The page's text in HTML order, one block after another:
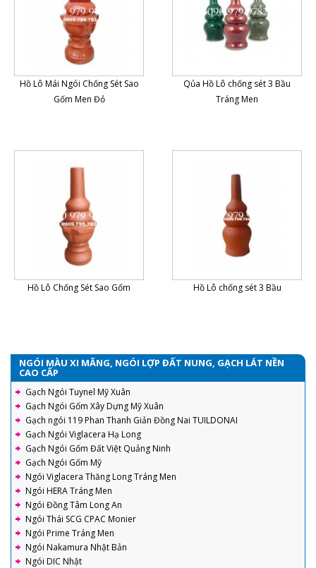
Hồ Lô Mái Ngói Chống Sét Sao
Gốm Men Đỏ
Qủa Hồ Lô chống sét 3 Bầu
Tráng Men
Hồ Lô Chống Sét Sao Gốm Hồ Lô chống sét 3 Bầu
NGÓI MÀU XI MĂNG, NGÓI LỢP ĐẤT NUNG, GẠCH LÁT NỀN
CAO CẤP
Gạch Ngói Tuynel Mỹ Xuân
Gạch Ngói Gốm Xây Dựng Mỹ Xuân
Gạch ngói 119 Phan Thanh Giản Đồng Nai TUILDONAI
Gạch Ngói Viglacera Hạ Long
Gạch Ngói Gốm Đất Việt Quảng Ninh
Gạch Ngói Gốm Mỹ
Ngói Viglacera Thăng Long Tráng Men
Ngói HERA Tráng Men
Ngói Đồng Tâm Long An
Ngói Thái SCG CPAC Monier
Ngói Prime Tráng Men
Ngói Nakamura Nhật Bản
Ngói DIC Nhật